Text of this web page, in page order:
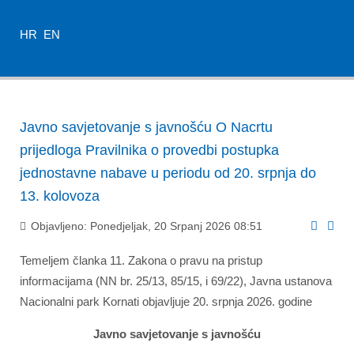
HR EN
Javno savjetovanje s javnošću O Nacrtu
prijedloga Pravilnika o provedbi postupka
jednostavne nabave u periodu od 20. srpnja do
13. kolovoza
Objavljeno: Ponedjeljak, 20 Srpanj 2026 08:51
Temeljem članka 11. Zakona o pravu na pristup
informacijama (NN br. 25/13, 85/15, i 69/22), Javna ustanova
Nacionalni park Kornati objavljuje 20. srpnja 2026. godine
Javno savjetovanje s javnošću